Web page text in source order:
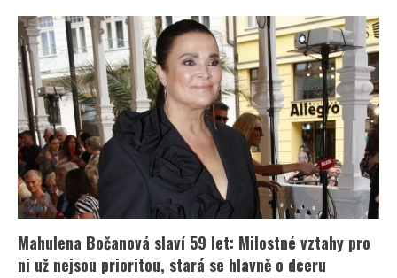
Mahulena Bočanová slaví 59 let: Milostné vztahy pro
ni už nejsou prioritou, stará se hlavně o dceru